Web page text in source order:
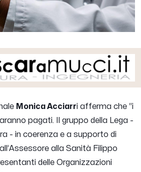
Monica Acciarri afferma che “i
pagati. Il gruppo della Lega -
- in coerenza e a supporto di
alla Sanità Filippo
delle Organizzazioni